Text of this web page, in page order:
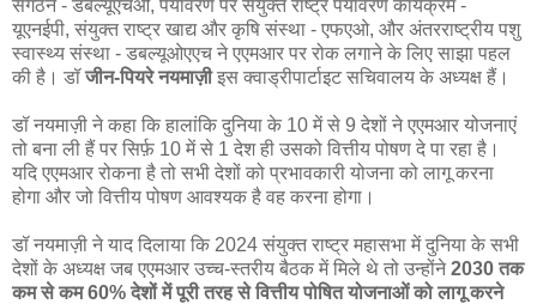
संगठन - डबल्यूएचओ, पर्यावरण पर संयुक्त राष्ट्र पर्यावरण कार्यक्रम -
यूएनईपी, संयुक्त राष्ट्र खाद्य और कृषि संस्था - एफएओ, और अंतरराष्ट्रीय पशु
स्वास्थ्य संस्था - डबल्यूओएएच ने एएमआर पर रोक लगाने के लिए साझा पहल
की है। डॉजीन-पियरे नयमाज़ीइस क्वाड्रीपार्टाइट सचिवालय के अध्यक्ष हैं।
डॉ नयमाज़ी ने कहा कि हालांकि दुनिया के 10 में से 9 देशों ने एएमआर योजनाएं
तो बना ली हैं पर सिर्फ़ 10 में से 1 देश ही उसको वित्तीय पोषण दे पा रहा है।
यदि एएमआर रोकना है तो सभी देशों को प्रभावकारी योजना को लागू करना
होगा और जो वित्तीय पोषण आवश्यक है वह करना होगा।
डॉ नयमाज़ी ने याद दिलाया कि 2024 संयुक्त राष्ट्र महासभा में दुनिया के सभी
देशों के अध्यक्ष जब एएमआर उच्च-स्तरीय बैठक में मिले थे तो उन्होंने2030 तक
कम से कम 60% देशों में पूरी तरह से वित्तीय पोषित योजनाओं को लागू करने